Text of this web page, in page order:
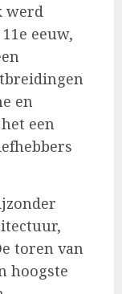
werd
eeuw,
en
een
toren van
hoogste